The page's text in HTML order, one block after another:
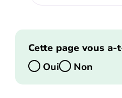
Cette page vous
Oui
Non